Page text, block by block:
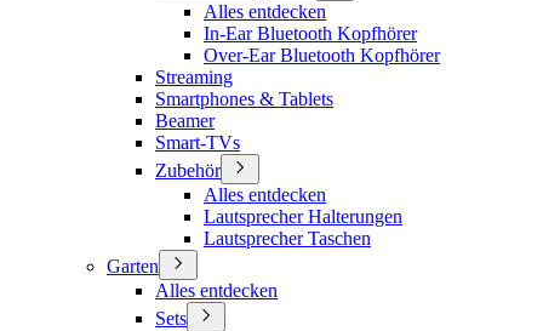
Alles entdecken
In-Ear Bluetooth Kopfhörer
Over-Ear Bluetooth Kopfhörer
Streaming
Smartphones & Tablets
Beamer
Smart-TVs
Zubehör
Alles entdecken
Lautsprecher Halterungen
Lautsprecher Taschen
Garten
Alles entdecken
Sets